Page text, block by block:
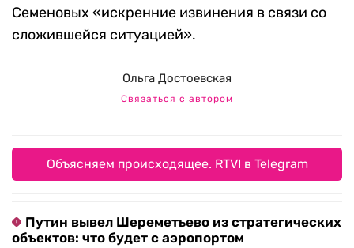
Семеновых «искренние извинения в связи со
сложившейся ситуацией».
Ольга Достоевская
Связаться с автором
Объясняем происходящее. RTVI в Telegram
Путин вывел Шереметьево из стратегических
объектов: что будет с аэропортом